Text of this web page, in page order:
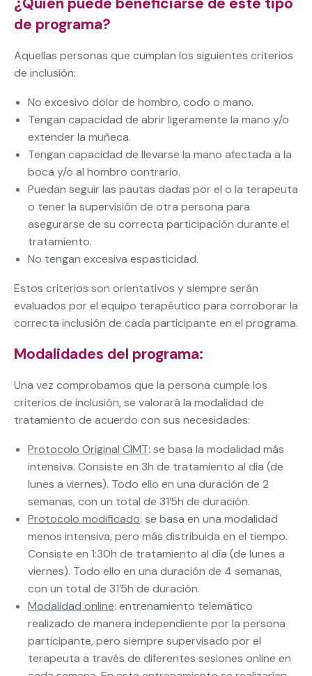
de programa?
Aquellas personas que cumplan los siguientes criterios
de inclusión:
No excesivo dolor de hombro, codo o mano.
Tengan capacidad de abrir ligeramente la mano y/o
extender la muñeca.
Tengan capacidad de llevarse la mano afectada a la
boca y/o al hombro contrario.
Puedan seguir las pautas dadas por el o la terapeuta
o tener la supervisión de otra persona para
asegurarse de su correcta participación durante el
tratamiento.
No tengan excesiva espasticidad.
Estos criterios son orientativos y siempre serán
evaluados por el equipo terapéutico para corroborar la
correcta inclusión de cada participante en el programa.
Modalidades del programa:
Una vez comprobamos que la persona cumple los
criterios de inclusión, se valorará la modalidad de
tratamiento de acuerdo con sus necesidades:
Protocolo Original CIMT: se basa la modalidad más
intensiva. Consiste en 3h de tratamiento al día (de
lunes a viernes). Todo ello en una duración de 2
semanas, con un total de 31’5h de duración.
Protocolo modificado: se basa en una modalidad
menos intensiva, pero más distribuida en el tiempo.
Consiste en 1:30h de tratamiento al día (de lunes a
viernes). Todo ello en una duración de 4 semanas,
con un total de 31’5h de duración.
Modalidad online: entrenamiento telemático
realizado de manera independiente por la persona
participante, pero siempre supervisado por el
terapeuta a través de diferentes sesiones online en